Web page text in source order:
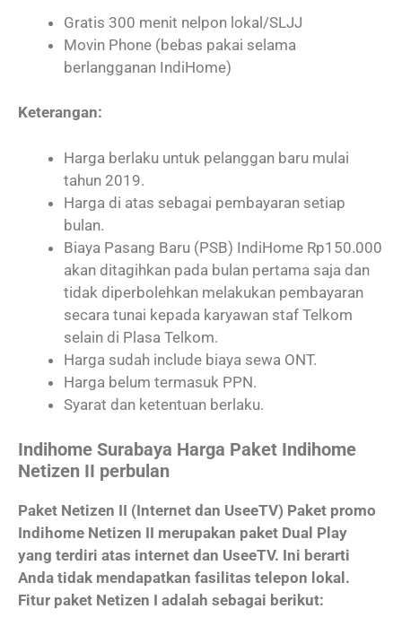
Gratis 300 menit nelpon lokal/SLJJ
Movin Phone (bebas pakai selama
berlangganan IndiHome)
Keterangan:
Harga berlaku untuk pelanggan baru mulai
tahun 2019.
Harga di atas sebagai pembayaran setiap
bulan.
Biaya Pasang Baru (PSB) IndiHome Rp150.000
akan ditagihkan pada bulan pertama saja dan
tidak diperbolehkan melakukan pembayaran
secara tunai kepada karyawan staf Telkom
selain di Plasa Telkom.
Harga sudah include biaya sewa ONT.
Harga belum termasuk PPN.
Syarat dan ketentuan berlaku.
Indihome Surabaya Harga Paket Indihome
Netizen II perbulan
Paket Netizen II (Internet dan UseeTV) Paket promo
Indihome Netizen II merupakan paket Dual Play
yang terdiri atas internet dan UseeTV. Ini berarti
Anda tidak mendapatkan fasilitas telepon lokal.
Fitur paket Netizen I adalah sebagai berikut: